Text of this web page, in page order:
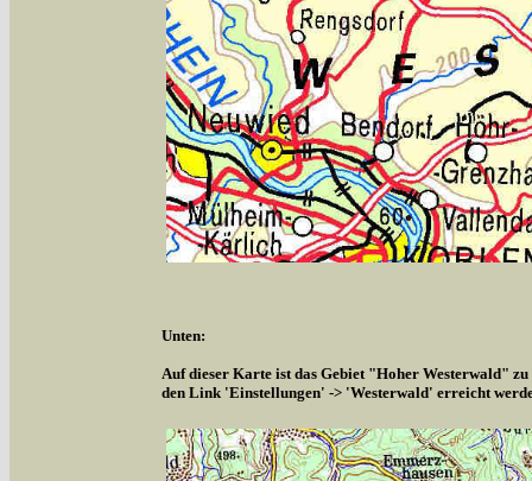
Unten:
Auf dieser Karte ist das Gebiet "Hoher Westerwald"
den Link 'Einstellungen' -> 'Westerwald' erreicht